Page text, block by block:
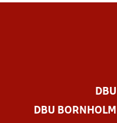
DBU
DBU BORNHOLM